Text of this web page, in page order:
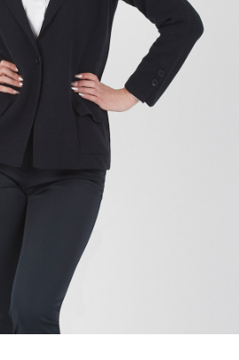
Crear lista de Favoritos
Iniciar sesión